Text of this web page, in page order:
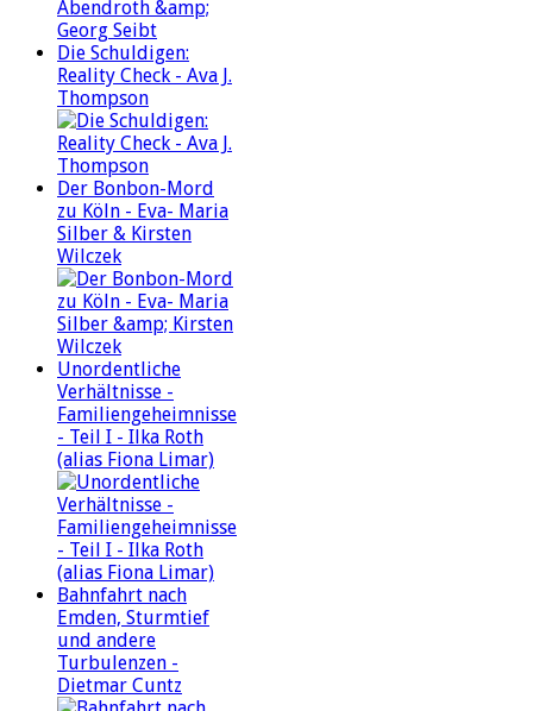
Die Schuldigen:
Reality Check - Ava J.
Thompson
Der Bonbon-Mord
zu Köln - Eva- Maria
Silber & Kirsten
Wilczek
Unordentliche
Verhältnisse -
Familiengeheimnisse
- Teil I - Ilka Roth
(alias Fiona Limar)
Bahnfahrt nach
Emden, Sturmtief
und andere
Turbulenzen -
Dietmar Cuntz